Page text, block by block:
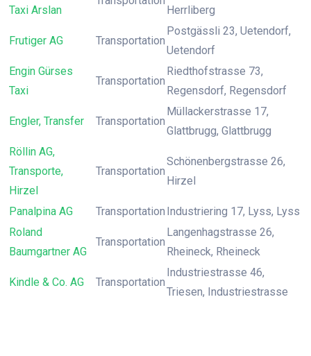
Taxi Arslan Herrliberg
Frutiger AG Transportation
Postgässli 23, Uetendorf,
Uetendorf
Engin Gürses
Taxi
Transportation
Riedthofstrasse 73,
Regensdorf, Regensdorf
Engler, Transfer Transportation
Müllackerstrasse 17,
Glattbrugg, Glattbrugg
Röllin AG,
Transporte,
Hirzel
Transportation
Schönenbergstrasse 26,
Hirzel
Panalpina AG Transportation Industriering 17, Lyss, Lyss
Roland
Baumgartner AG
Transportation
Langenhagstrasse 26,
Rheineck, Rheineck
Kindle & Co. AG Transportation
Industriestrasse 46,
Triesen, Industriestrasse